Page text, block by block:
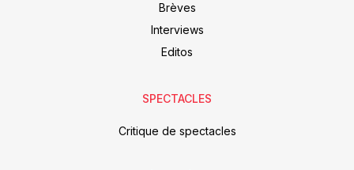
Brèves
Interviews
Editos
SPECTACLES
Critique de spectacles